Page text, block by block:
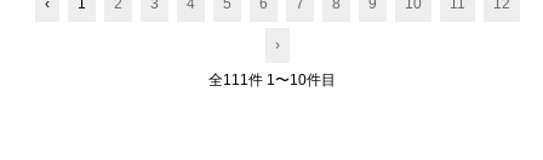
‹ 1 2 3 4 5 6 7 8 9 10 11 12
›
全111件 1〜10件目